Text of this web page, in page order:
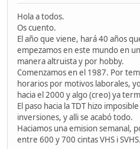
Hola a todos.
Os cuento.
El año que viene, hará 40 años
empezamos en este mundo en
manera altruista y por hobby.
Comenzamos en el 1987. Por
horarios por motivos laborales,
hacia el 2000 y algo (creo) ya
El paso hacia la TDT hizo
inversiones, y alli se acabó todo.
Haciamos una emision semanal,
entre 600 y 700 cintas VHS i SVHS.